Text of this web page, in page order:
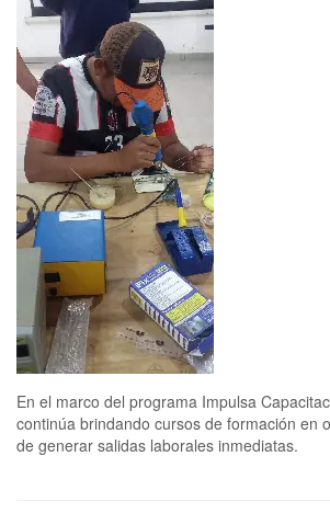
En el marco del programa Impulsa
continúa brindando cursos de formación en
de generar salidas laborales inmediatas.